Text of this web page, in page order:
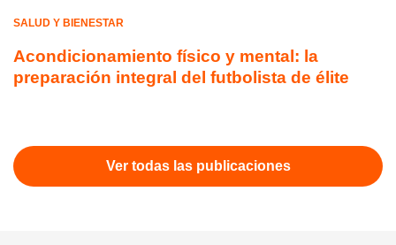
SALUD Y BIENESTAR
Acondicionamiento físico y mental: la
preparación integral del futbolista de élite
Ver todas las publicaciones